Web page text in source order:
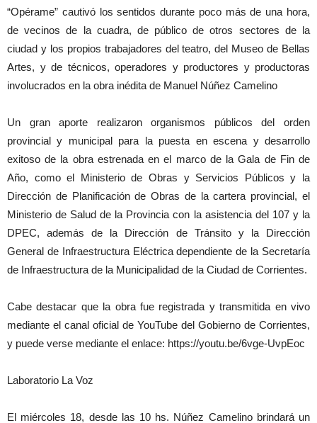
“Opérame” cautivó los sentidos durante poco más de una hora,
de vecinos de la cuadra, de público de otros sectores de la
ciudad y los propios trabajadores del teatro, del Museo de Bellas
Artes, y de técnicos, operadores y productores y productoras
involucrados en la obra inédita de Manuel Núñez Camelino
Un gran aporte realizaron organismos públicos del orden
provincial y municipal para la puesta en escena y desarrollo
exitoso de la obra estrenada en el marco de la Gala de Fin de
Año, como el Ministerio de Obras y Servicios Públicos y la
Dirección de Planificación de Obras de la cartera provincial, el
Ministerio de Salud de la Provincia con la asistencia del 107 y la
DPEC, además de la Dirección de Tránsito y la Dirección
General de Infraestructura Eléctrica dependiente de la Secretaría
de Infraestructura de la Municipalidad de la Ciudad de Corrientes.
Cabe destacar que la obra fue registrada y transmitida en vivo
mediante el canal oficial de YouTube del Gobierno de Corrientes,
y puede verse mediante el enlace: https://youtu.be/6vge-UvpEoc
Laboratorio La Voz
El miércoles 18, desde las 10 hs. Núñez Camelino brindará un